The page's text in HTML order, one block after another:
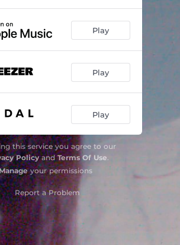
04:32
Pessoa do Singular 04:41
03:43
04:24
de Santiago 04:38
Play
Play
Play
this service you agree to our
PolicyandTerms Of Use.
your permissions
Report a Problem